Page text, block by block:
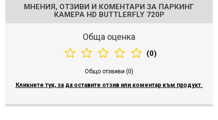
МНЕНИЯ, ОТЗИВИ И КОМЕНТАРИ ЗА ПАРКИНГ
КАМЕРА HD BUTTLERFLY 720P
Обща оценка
(0)
Общо отзвиви (0)
Кликнете тук, за да оставите отзив или коментар към продукт.